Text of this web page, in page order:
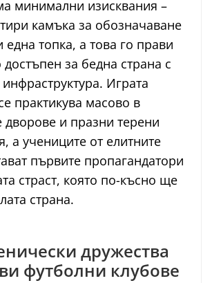
минимални изисквания –
камъка за обозначаване
една топка, а това го прави
за бедна страна с
Играта
практикува масово в
и празни терени
а учениците от елитните
първите пропагандатори
страст, която по-късно ще
страна.
дружества
футболни клубове